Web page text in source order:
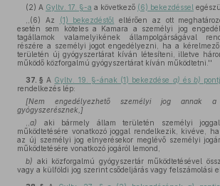
(2) A Gyltv. 17. §-a a következő (6) bekezdéssel
,,(6) Az
(1) bekezdéstől
eltérően az ott
esetén sem köteles a Kamara a személyi jog
tagállamok valamelyikének állampolgárságával
részére a személyi jogot engedélyezni, ha a
területén új gyógyszertárat kíván létesíteni, illetve
működő közforgalmú gyógyszertárat kíván működtetni.''
37. § A Gyltv. 19. §-ának (1) bekezdése a) ésb)
rendelkezés lép:
[Nem engedélyezhető személyi jog annak a
gyógyszerésznek,]
a) aki bármely állam területén személyi
működtetésére vonatkozó joggal rendelkezik, kivéve,
az új személyi jog elnyerésekor meglévő személyi
működtetésére vonatkozó jogáról lemond,
b) aki közforgalmú gyógyszertár működtetésével
vagy a külföldi jog szerint csődeljárás vagy felszámolási